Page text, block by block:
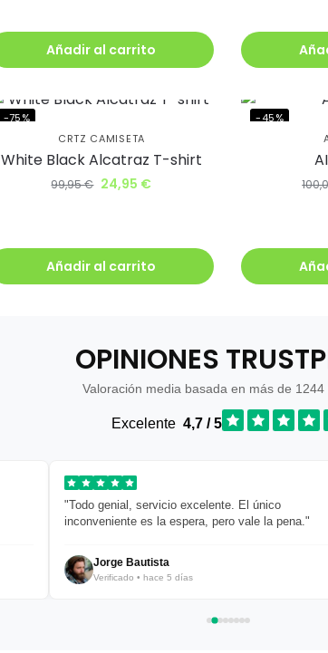
Añadir al carrito
-75%
CRTZ CAMISETA
White Black Alcatraz T-shirt
99,95€ 24,95 €
Añadir al carrito
-45%
OPINIONES
Valoración media basada en más de 1244
Excelente 4,7 / 5
"Todo genial, servicio excelente. El único
inconveniente es la espera, pero vale la pena."
Jorge Bautista
Verificado • hace 5 días
Quiero mi descuento